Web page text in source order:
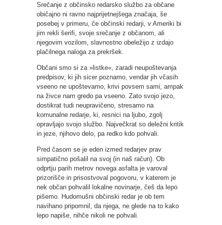
Srečanje z občinsko redarsko službo za občane
običajno ni ravno najprijetnejšega značaja, še
posebej v primeru, če občinski redarji, v Ameriki bi
jim rekli šerifi, svoje srečanje z občanom, ali
njegovim vozilom, slavnostno obeležijo z izdajo
plačilnega naloga za prekršek.
Občani smo si za »listke«, zaradi neupoštevanja
predpisov, ki jih sicer poznamo, vendar jih včasih
vseeno ne upoštevamo, krivi povsem sami, ampak
na živce nam gredo pa vseeno. Zato svojo jezo,
dostikrat tudi neupravičeno, stresamo na
komunalne redarje, ki, resnici na ljubo, zgolj
opravljajo svojo službo. Največkrat so deležni kritik
in jeze, njihovo delo, pa redko kdo pohvali.
Pred časom se je eden izmed redarjev prav
simpatično pošalil na svoj (in naš račun). Ob
odprtju parih metrov novega asfalta je varoval
prizorišče in prisostvoval pogovoru, v katerem je
nek občan pohvalil lokalne novinarje, češ da lepo
pišemo. Hudomušni občinski redar je ob tem
navihano pripomnil, da njega, ne glede na to kako
lepo napiše, nihče nikoli ne pohvali.